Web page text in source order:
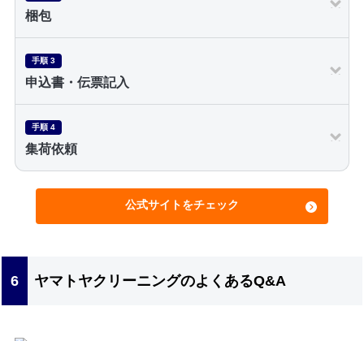
梱包
手順 3
申込書・伝票記入
手順 4
集荷依頼
公式サイトをチェック
ヤマトヤクリーニングのよくあるQ&A